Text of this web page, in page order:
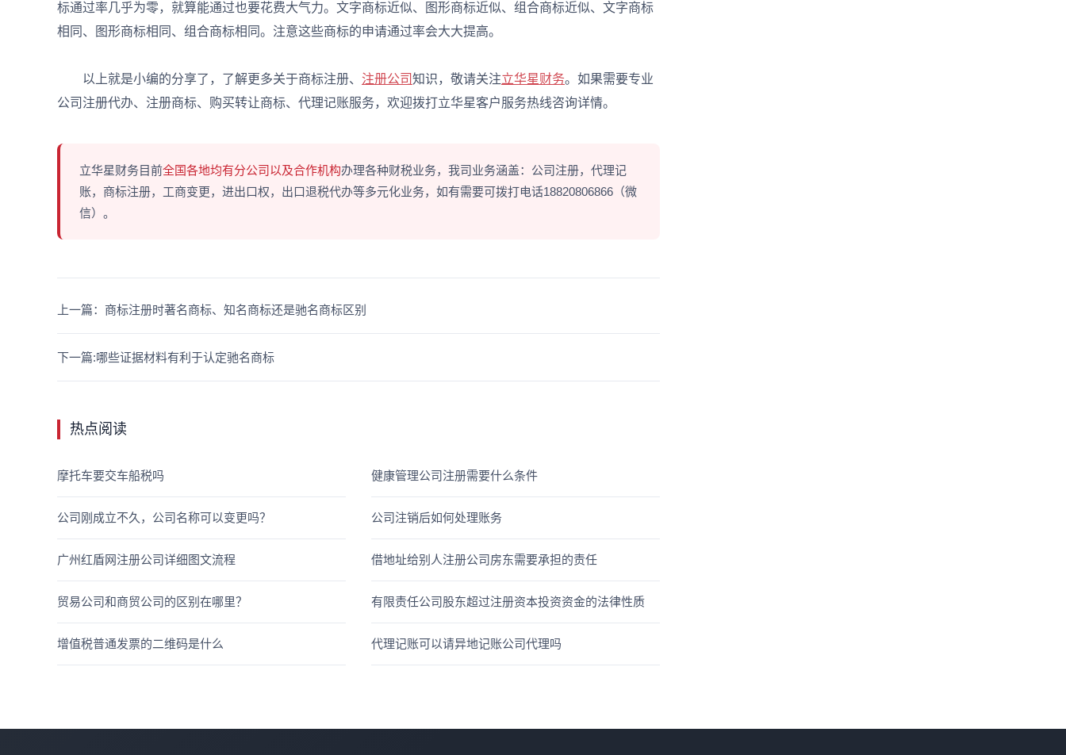
标通过率几乎为零，就算能通过也要花费大气力。文字商标近似、图形商标近似、组合商标近似、文字商标
相同、图形商标相同、组合商标相同。注意这些商标的申请通过率会大大提高。
以上就是小编的分享了，了解更多关于商标注册、 注册公司知识，敬请关注立华星财务。如果需要专业
公司注册代办、注册商标、购买转让商标、代理记账服务，欢迎拨打立华星客户服务热线咨询详情。
立华星财务目前全国各地均有分公司以及合作机构办理各种财税业务，我司业务涵盖：公司注册，代理记
账，商标注册，工商变更，进出口权，出口退税代办等多元化业务，如有需要可拨打电话18820806866（微
信）。
下一篇:哪些证据材料有利于认定驰名商标
上一篇：商标注册时著名商标、知名商标还是驰名商标区别
热点阅读
摩托车要交车船税吗 健康管理公司注册需要什么条件
公司刚成立不久，公司名称可以变更吗？ 公司注销后如何处理账务
广州红盾网注册公司详细图文流程 借地址给别人注册公司房东需要承担的责任
贸易公司和商贸公司的区别在哪里？ 有限责任公司股东超过注册资本投资资金的法律性质
增值税普通发票的二维码是什么 代理记账可以请异地记账公司代理吗